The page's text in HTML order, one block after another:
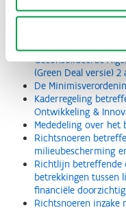
Geconsolideerde
(Green Deal versie) 2
De
Kaderregeling
Ontwikkeling &
Mededeling over het
Richtsnoeren
milieubescherming
Richtlijn betreffende
betrekkingen tussen
financiële
Richtsnoeren inzake